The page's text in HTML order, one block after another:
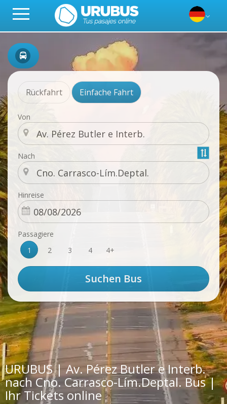
Rückfahrt Einfache Fahrt
Von
Nach
Hinreise
Passagiere
1
2 3 4 4+
URUBUS | Av. Pérez Butler e Interb.
nach Cno. Carrasco-Lím.Deptal. Bus |
Ihr Tickets online